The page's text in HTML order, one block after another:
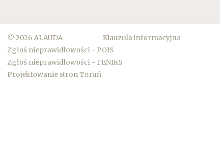
© 2026 ALAUDA
Klauzula informacyjna
Zgłoś nieprawidłowości - POIS
Zgłoś nieprawidłowości - FENIKS
Projektowanie stron Toruń